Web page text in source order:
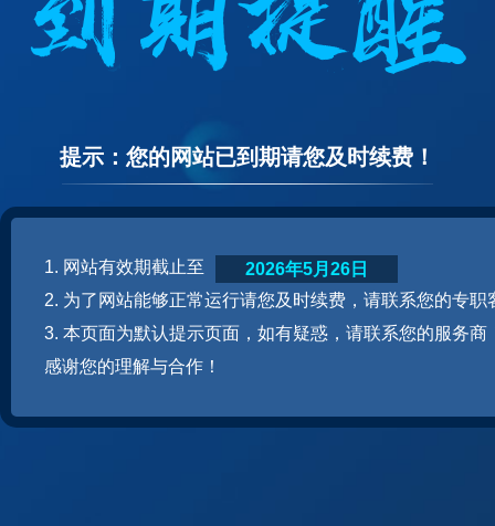
提示：您的网站已到期请您及时续费！
1. 网站有效期截止至
2. 为了网站能够正常运行请您及时续费，请联系您的专职
3. 本页面为默认提示页面，如有疑惑，请联系您的服务商
感谢您的理解与合作！
2026年5月26日